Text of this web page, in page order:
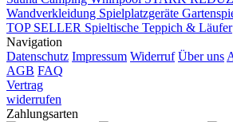
Wandverkleidung Spielplatzgeräte
TOP SELLER Spieltische Teppich & Läufer
Navigation
Datenschutz Impressum Widerruf Über uns
AGB FAQ
Vertrag
widerrufen
Zahlungsarten